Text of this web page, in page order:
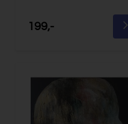
199,-